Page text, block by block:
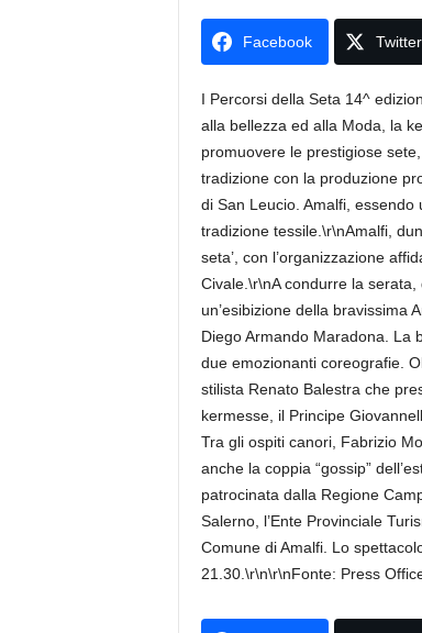
Facebook Twitter
I Percorsi della Seta 14^
alla bellezza ed alla Moda, la
promuovere le prestigiose
tradizione con la produzione
di San Leucio. Amalfi, essendo
tradizione tessile.\r\nAmalfi,
seta’, con l’organizzazione
Civale.\r\nA condurre la
un’esibizione della bravissima
Diego Armando Maradona. La
due emozionanti coreografie.
stilista Renato Balestra che
kermesse, il Principe
Tra gli ospiti canori, Fabrizio
anche la coppia “gossip”
patrocinata dalla Regione
Salerno, l’Ente Provinciale
Comune di Amalfi. Lo
21.30.\r\n\r\nFonte: Press